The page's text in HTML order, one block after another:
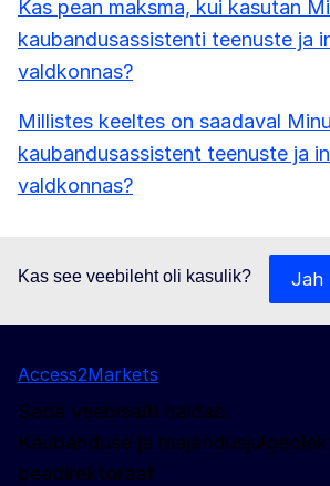
Kas pean maksma, kui kasutan
kaubandusassistenti teenuste ja
valdkonnas?
Millistes keeltes on saadaval Minu
kaubandusassistent teenuste ja
valdkonnas?
Kas see veebileht oli kasulik? Jah
Access2Markets
Seda veebisaiti haldab:
Kaubanduse ja
peadirektoraat